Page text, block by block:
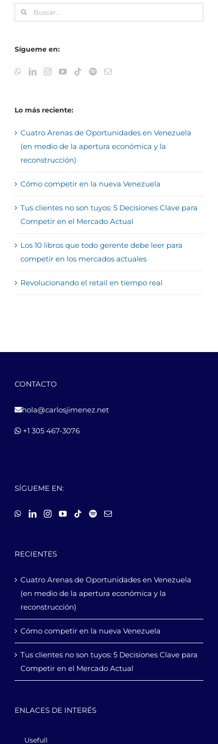
Buscar:
Sígueme en:
Lo más reciente:
Cuatro Arenas de Oportunidades en Venezuela
(en medio de la apertura económica y la
reconstrucción)
Cómo competir en la nueva Venezuela
Tus clientes no son tuyos: 5 Decisiones Clave para
Competir en el Mercado Actual
Los 10 libros que todo gerente debe leer para
competir en los mercados actuales
Revolucionando el retail en tiempo real
CONTACTO
hola@carlosjimenez.net
+1 305 467-3076
SÍGUEME EN:
RECIENTES
Cuatro Arenas de Oportunidades en Venezuela
(en medio de la apertura económica y la
reconstrucción)
Cómo competir en la nueva Venezuela
Tus clientes no son tuyos: 5 Decisiones Clave para
Competir en el Mercado Actual
ENLACES DE INTERÉS
Usefull